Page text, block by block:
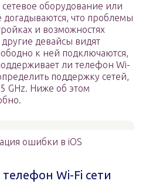
оборудование или
что проблемы
и возможностях
девайсы видят
к ней подключаются,
ли телефон Wi-
поддержку сетей,
GHz. Ниже об этом
ошибки в iOS
Wi-Fi сети